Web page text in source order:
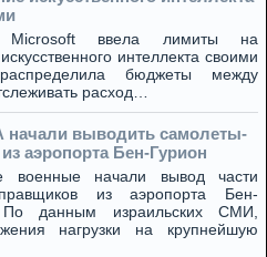
Microsoft ввела лимиты на
интеллекта своими
бюджеты между
расход…
выводить самолеты-
аэропорта Бен-Гурион
военные начали вывод части
из аэропорта Бен-
данным израильских СМИ,
нагрузки на крупнейшую